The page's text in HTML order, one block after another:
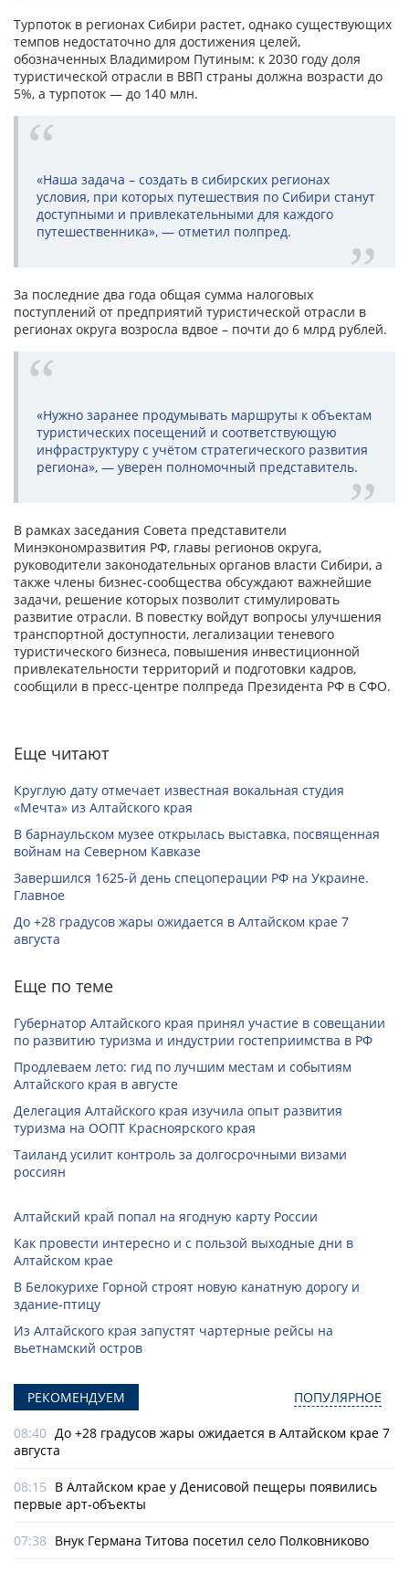
Турпоток в регионах Сибири растет, однако существующих
темпов недостаточно для достижения целей,
обозначенных Владимиром Путиным: к 2030 году доля
туристической отрасли в ВВП страны должна возрасти до
5%, а турпоток — до 140 млн.
«Наша задача – создать в сибирских регионах
условия, при которых путешествия по Сибири станут
доступными и привлекательными для каждого
путешественника», — отметил полпред.
За последние два года общая сумма налоговых
поступлений от предприятий туристической отрасли в
регионах округа возросла вдвое – почти до 6 млрд рублей.
«Нужно заранее продумывать маршруты к объектам
туристических посещений и соответствующую
инфраструктуру с учётом стратегического развития
региона», — уверен полномочный представитель.
В рамках заседания Совета представители
Минэкономразвития РФ, главы регионов округа,
руководители законодательных органов власти Сибири, а
также члены бизнес-сообщества обсуждают важнейшие
задачи, решение которых позволит стимулировать
развитие отрасли. В повестку войдут вопросы улучшения
транспортной доступности, легализации теневого
туристического бизнеса, повышения инвестиционной
привлекательности территорий и подготовки кадров,
сообщили в пресс-центре полпреда Президента РФ в СФО.
Еще читают
Круглую дату отмечает известная вокальная студия
«Мечта» из Алтайского края
В барнаульском музее открылась выставка, посвященная
войнам на Северном Кавказе
Завершился 1625-й день спецоперации РФ на Украине.
Главное
До +28 градусов жары ожидается в Алтайском крае 7
августа
Еще по теме
Губернатор Алтайского края принял участие в совещании
по развитию туризма и индустрии гостеприимства в РФ
Продлеваем лето: гид по лучшим местам и событиям
Алтайского края в августе
Делегация Алтайского края изучила опыт развития
туризма на ООПТ Красноярского края
Таиланд усилит контроль за долгосрочными визами
россиян
Алтайский край попал на ягодную карту России
Как провести интересно и с пользой выходные дни в
Алтайском крае
В Белокурихе Горной строят новую канатную дорогу и
здание-птицу
Из Алтайского края запустят чартерные рейсы на
вьетнамский остров
РЕКОМЕНДУЕМ ПОПУЛЯРНОЕ
08:40 До +28 градусов жары ожидается в Алтайском крае 7
августа
08:15 В Алтайском крае у Денисовой пещеры появились
первые арт-объекты
07:38 Внук Германа Титова посетил село Полковниково